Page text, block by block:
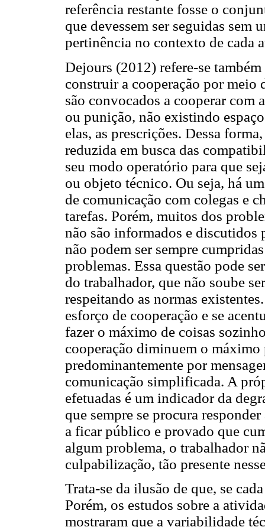
referência restante fosse o
que devessem ser seguidas sem
pertinência no contexto de cada
Dejours (2012) refere-se
construir a cooperação por meio
são convocados a cooperar com
ou punição, não existindo
elas, as prescrições. Dessa
reduzida em busca das
seu modo operatório para que
ou objeto técnico. Ou seja, há
de comunicação com colegas e
tarefas. Porém, muitos dos
não são informados e discutidos
não podem ser sempre
problemas. Essa questão pode
do trabalhador, que não soube
respeitando as normas
esforço de cooperação e se
fazer o máximo de coisas
cooperação diminuem o máximo
predominantemente por
comunicação simplificada. A
efetuadas é um indicador da
que sempre se procura
a ficar público e provado que
algum problema, o trabalhador
culpabilização, tão presente
Trata-se da ilusão de que, se
Porém, os estudos sobre a
mostraram que a variabilidade